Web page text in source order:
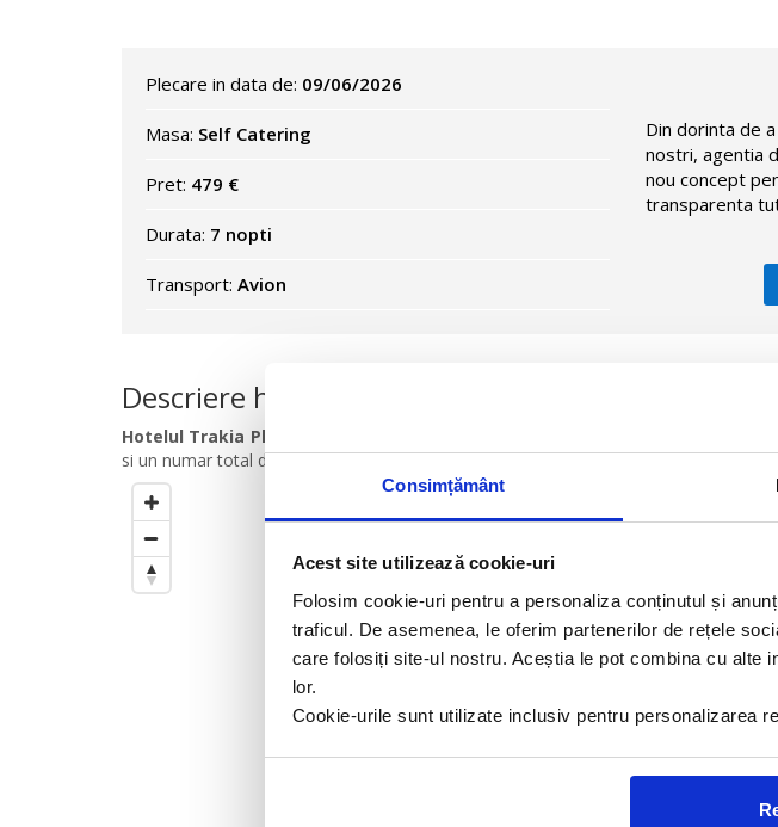
Consimțământ
Acest site utilizează cookie-uri
Folosim cookie-uri pentru a personaliza conținutul și
traficul. De asemenea, le oferim partenerilor de rețele
care folosiți site-ul nostru. Aceștia le pot combina cu
lor.
Cookie-urile sunt utilizate inclusiv pentru personalizarea
Plecare in data de: 09/06/2026
Masa: Self Catering
Pret: 479 €
Durata: 7 nopti
Transport: Avion
Din dorinta de
nostri, agentia
nou concept
transparenta
Descriere hotel
Hotelul Trakia Plaza 4 *
si un numar total de 174 de camere.
Trakia Plaza - 4*
afla situat la 500 m de
m de...